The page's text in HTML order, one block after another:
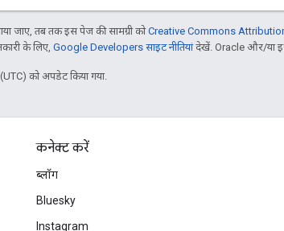
जाए, तब तक इस पेज की सामग्री कोCreative Commons
के लिए, Google Developers साइट नीतियांदेखें. Oracle और/या
को अपडेट किया गया.
कनेक्ट करें
ब्लॉग
Bluesky
Instagram